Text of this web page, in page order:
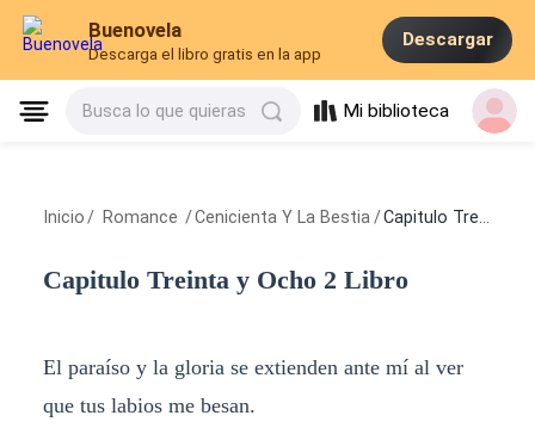
Buenovela
Descarga el libro gratis en la app
Descargar
Busca lo que quieras Mi biblioteca
Inicio / Romance /Cenicienta Y La Bestia /Capitulo Treinta y Ocho 2 Libro
Capitulo Treinta y Ocho 2 Libro
El paraíso y la gloria se extienden ante mí al ver
que tus labios me besan.